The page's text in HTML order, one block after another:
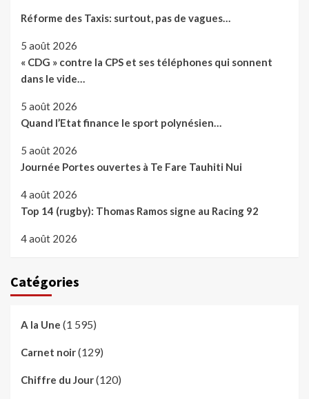
Réforme des Taxis: surtout, pas de vagues…
5 août 2026
« CDG » contre la CPS et ses téléphones qui sonnent
dans le vide…
5 août 2026
Quand l’Etat finance le sport polynésien…
5 août 2026
Journée Portes ouvertes à Te Fare Tauhiti Nui
4 août 2026
Top 14 (rugby): Thomas Ramos signe au Racing 92
4 août 2026
Catégories
A la Une (1 595)
Carnet noir(129)
Chiffre du Jour(120)